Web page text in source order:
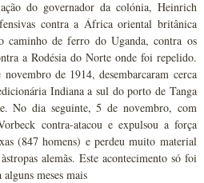
do governador da colónia, Heinrich
contra a África oriental britânica
caminho de ferro do Uganda, contra os
a Rodésia do Norte onde foi repelido.
de 1914, desembarcaram cerca
Indiana a sul do porto de Tanga
No dia seguinte, 5 de novembro, com
contra-atacou e expulsou a força
(847 homens) e perdeu muito material
alemãs. Este acontecimento só foi
meses mais